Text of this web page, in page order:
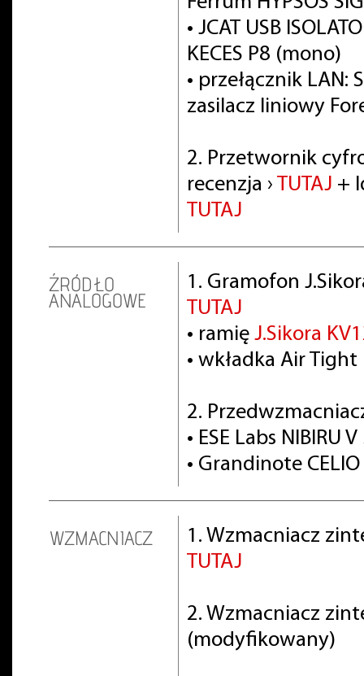
• JCAT USB
KECES P8 (mono)
• przełącznik LAN:
zasilacz liniowy
2. Przetwornik
recenzja › TUTAJ +
TUTAJ
ŹRÓDŁO
ANALOGOWE
1. Gramofon
TUTAJ
• ramię J.Sikora
• wkładka Air Tight
2.
• ESE Labs NIBIRU
• Grandinote
WZMACNIACZ
1. Wzmacniacz
TUTAJ
2. Wzmacniacz
(modyfikowany)